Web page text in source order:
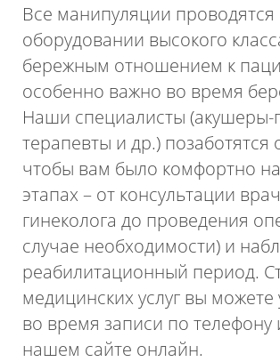
Все манипуляции проводятся
оборудовании высокого
бережным отношением к
особенно важно во время
Наши специалисты (акушеры-
терапевты и др.) позаботятся
чтобы вам было комфортно
этапах – от консультации
гинеколога до проведения
случае необходимости) и
реабилитационный период.
медицинских услуг вы можете
во время записи по телефону
нашем сайте онлайн.